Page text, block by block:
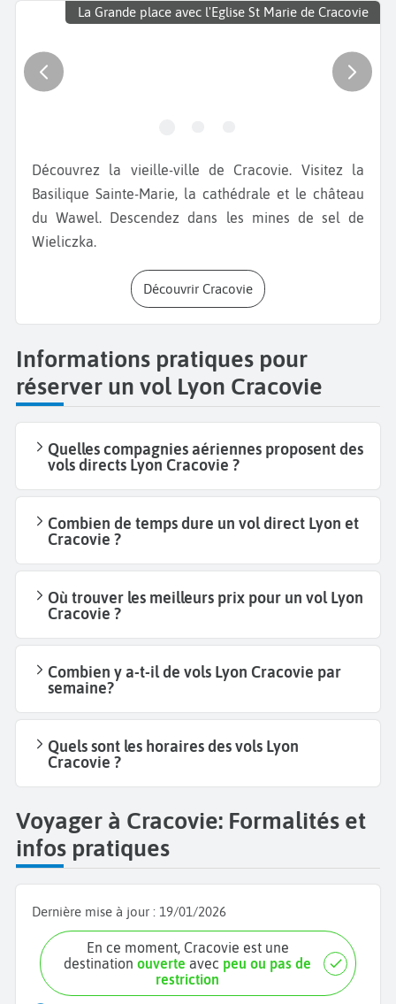
La Grande place avec l'Eglise St Marie de Cracovie
Découvrez la vieille-ville de Cracovie. Visitez la
Basilique Sainte-Marie, la cathédrale et le château
du Wawel. Descendez dans les mines de sel de
Wieliczka.
Découvrir Cracovie
Informations pratiques pour
réserver un vol Lyon Cracovie
Quelles compagnies aériennes proposent des
vols directs Lyon Cracovie ?
Combien de temps dure un vol direct Lyon et
Cracovie ?
Où trouver les meilleurs prix pour un vol Lyon
Cracovie ?
Combien y a-t-il de vols Lyon Cracovie par
semaine?
Quels sont les horaires des vols Lyon
Cracovie ?
Voyager à Cracovie: Formalités et
infos pratiques
Dernière mise à jour : 19/01/2026
En ce moment, Cracovie est une
destinationouverte avec peu ou pas de
restriction